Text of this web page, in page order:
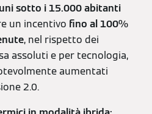
sotto i 15.000abitanti
un incentivo fino al 100%
, nel rispetto dei
assoluti e per tecnologia,
aumentati
2.0.